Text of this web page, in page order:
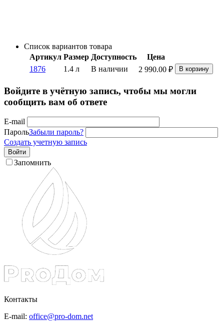
Список вариантов товара
Артикул Размер Доступность
Цена
1876
1.4 л В наличии 2 990.00 ₽ В корзину
Войдите в учётную запись, чтобы мы могли
сообщить вам об ответе
E-mail
ПарольЗабыли пароль?
Создать учетную запись
Войти
Запомнить
Контакты
E-mail: office@pro-dom.net